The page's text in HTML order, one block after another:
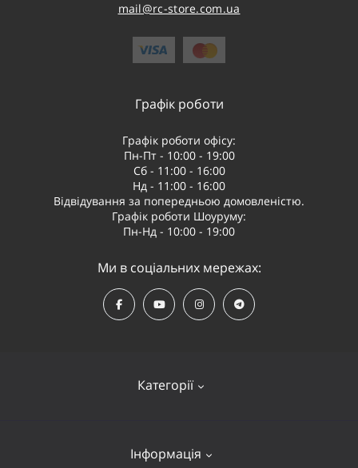
mail@rc-store.com.ua
Категорії
Квадрокоптери
Інформація
Графік роботи
Графік роботи офісу:
Пн-Пт - 10:00 - 19:00
Сб - 11:00 - 16:00
Нд - 11:00 - 16:00
Відвідування за попередньою домовленістю.
Графік роботи Шоуруму:
Пн-Нд - 10:00 - 19:00
Ми в соціальних мережах: